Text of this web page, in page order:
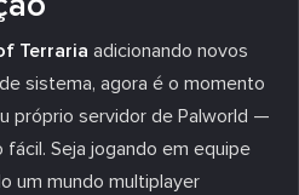
Terraria adicionando novos
sistema, agora é o momento
próprio servidor de Palworld —
fácil. Seja jogando em equipe
um mundo multiplayer